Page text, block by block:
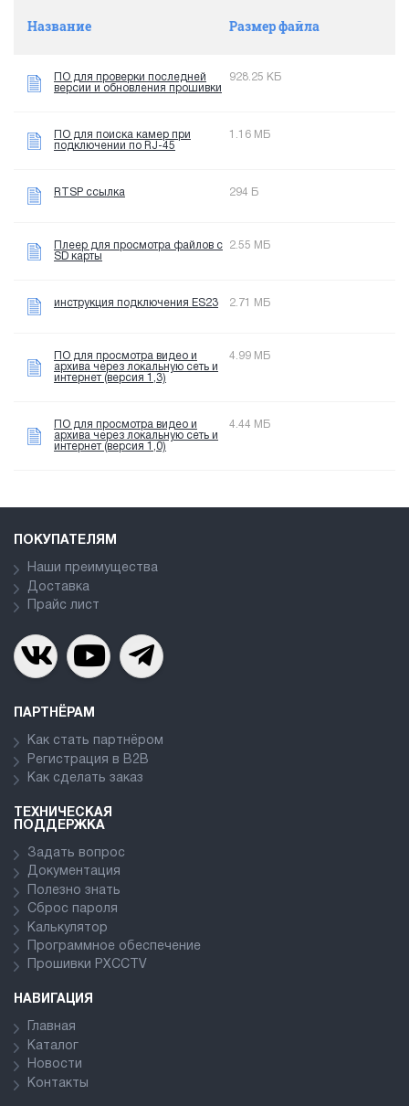
Название Размер файла
ПО для проверки последней
версии и обновления прошивки
928.25 КБ
ПО для поиска камер при
подключении по RJ-45
1.16 МБ
RTSP ссылка 294 Б
Плеер для просмотра файлов с
SD карты
2.55 МБ
инструкция подключения ES23 2.71 МБ
ПО для просмотра видео и
архива через локальную сеть и
интернет (версия 1,3)
4.99 МБ
ПО для просмотра видео и
архива через локальную сеть и
интернет (версия 1,0)
4.44 МБ
ПОКУПАТЕЛЯМ
Наши преимущества
Доставка
Прайс лист
ПАРТНЁРАМ
Как стать партнёром
Регистрация в В2В
Как сделать заказ
ТЕХНИЧЕСКАЯ
ПОДДЕРЖКА
Задать вопрос
Документация
Полезно знать
Сброс пароля
Калькулятор
Программное обеспечение
Прошивки PXCCTV
НАВИГАЦИЯ
Главная
Каталог
Новости
Контакты